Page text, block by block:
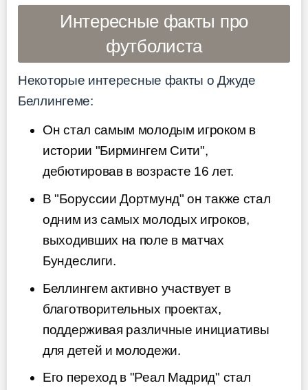
Интересные факты про
футболиста
Некоторые интересные факты о Джуде
Беллингеме:
Он стал самым молодым игроком в
истории "Бирмингем Сити",
дебютировав в возрасте 16 лет.
В "Боруссии Дортмунд" он также стал
одним из самых молодых игроков,
выходивших на поле в матчах
Бундеслиги.
Беллингем активно участвует в
благотворительных проектах,
поддерживая различные инициативы
для детей и молодежи.
Его переход в "Реал Мадрид" стал